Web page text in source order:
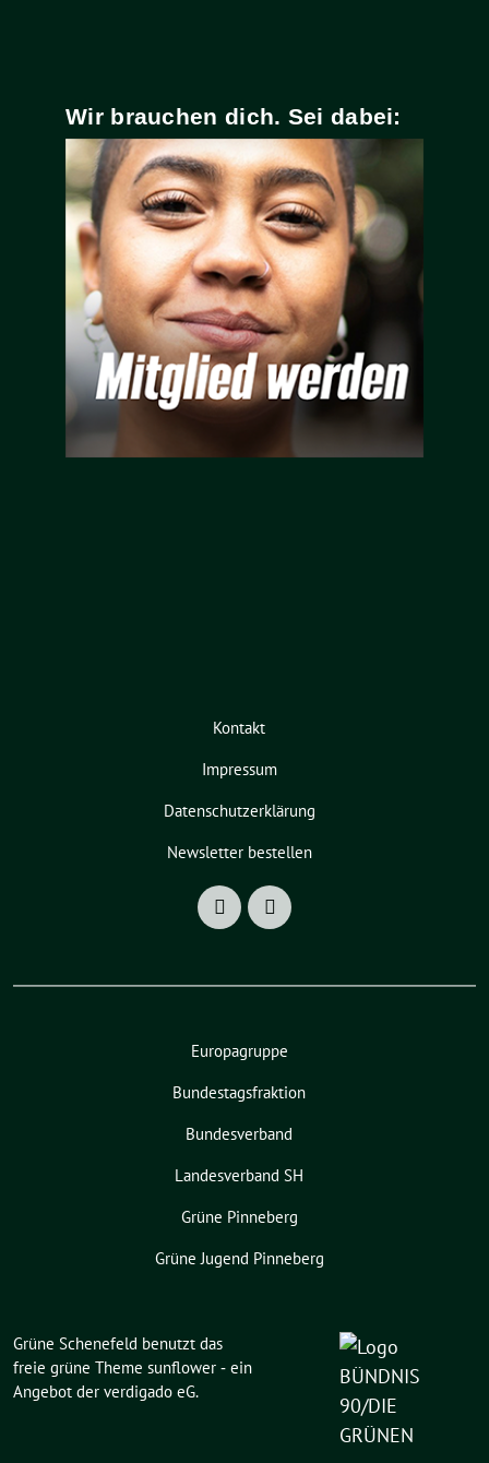
Wir brauchen dich. Sei dabei:
Kontakt
Impressum
Datenschutzerklärung
Newsletter bestellen
Europagruppe
Bundestagsfraktion
Bundesverband
Landesverband SH
Grüne Pinneberg
Grüne Jugend Pinneberg
Grüne Schenefeld benutzt das
freie grüne Theme sunflower ‐ ein
Angebot der verdigado eG.